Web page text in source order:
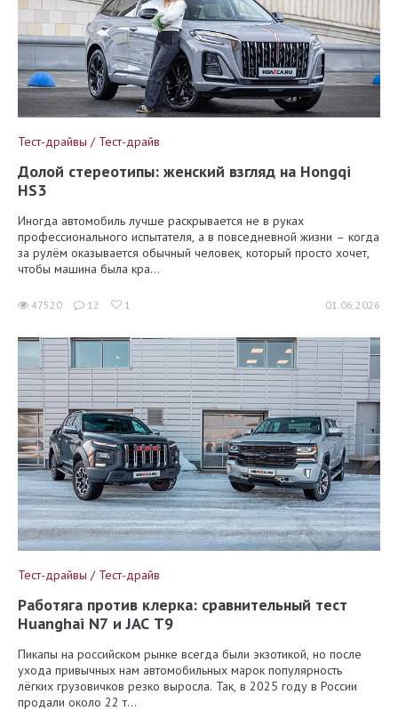
Тест-драйвы / Тест-драйв
Долой стереотипы: женский взгляд на Hongqi
HS3
Иногда автомобиль лучше раскрывается не в руках
профессионального испытателя, а в повседневной жизни – когда
за рулём оказывается обычный человек, который просто хочет,
чтобы машина была кра...
47520 12 1 01.06.2026
Тест-драйвы / Тест-драйв
Работяга против клерка: сравнительный тест
Huanghai N7 и JAC T9
Пикапы на российском рынке всегда были экзотикой, но после
ухода привычных нам автомобильных марок популярность
лёгких грузовичков резко выросла. Так, в 2025 году в России
продали около 22 т...